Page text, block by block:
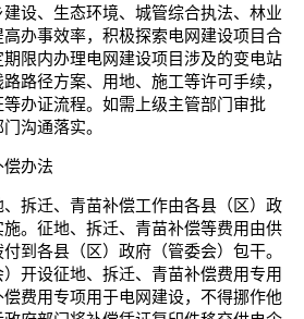
设、生态环境、城管综合执法、林业
办事效率，积极探索电网建设项目合
限内办理电网建设项目涉及的变电站
路径方案、用地、施工等许可手续，
办证流程。如需上级主管部门审批
沟通落实。
偿办法
拆迁、青苗补偿工作由各县（区）政
。征地、拆迁、青苗补偿等费用由供
到各县（区）政府（管委会）包干。
开设征地、拆迁、青苗补偿费用专用
费用专项用于电网建设，不得挪作他